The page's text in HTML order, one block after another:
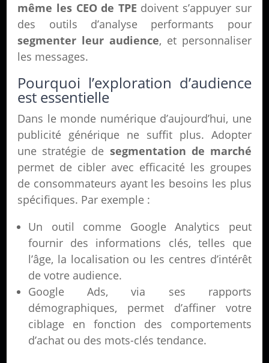
même les CEO de TPE doivent s’appuyer sur
des outils d’analyse performants pour
segmenter leur audience, et personnaliser
les messages.
Pourquoi l’exploration d’audience
est essentielle
Dans le monde numérique d’aujourd’hui, une
publicité générique ne suffit plus. Adopter
une stratégie de segmentation de marché
permet de cibler avec efficacité les groupes
de consommateurs ayant les besoins les plus
spécifiques. Par exemple :
Un outil comme Google Analytics peut
fournir des informations clés, telles que
l’âge, la localisation ou les centres d’intérêt
de votre audience.
Google Ads, via ses rapports
démographiques, permet d’affiner votre
ciblage en fonction des comportements
d’achat ou des mots-clés tendance.